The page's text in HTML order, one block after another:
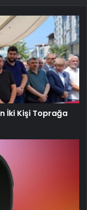
İki Kişi Toprağa